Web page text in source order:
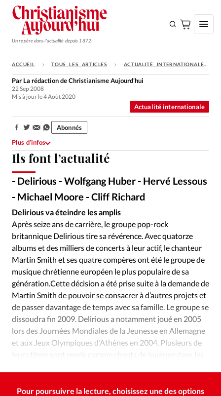
Un repère dans l'actualité depuis 1872
S'ABONNER
Monde
Opinions
Tous les articles
Faire un don
Emploi
Se connecter
Édition: Internationale
Devise:CHF
RUBRIQUES
Tous les articles
Actualité chrétienne
Actualité internationale
Chronique
Culture
Dossier
Eglises Foi Génération réveil
Monde
Opinions
Publireportage
Relations Aujourd'hui
Société
Tour du monde des Eglises
Trait d'Ixène
Vécu
Vie Intérieure
ACCUEIL TOUS LES ARTICLES ACTUALITÉ INTERNATIONALE
Ils font l’actualité
- Delirious - Wolfgang Huber - Hervé Lessous
- Michael Moore - Cliff Richard
Actualité internationale
Par La rédaction de Christianisme Aujourd'hui
22 Sep 2008
Mis à jour le 4 Août 2020
Partager:
Abonnés
Plus d’infos
Delirious va éteindre les amplis
Après seize ans de carrière, le groupe pop-rock
britannique Delirious tire sa révérence. Avec quatorze
albums et des milliers de concerts à leur actif, le chanteur
Martin Smith et ses quatre compères ont été le groupe de
musique chrétienne européen le plus populaire de sa
génération.Cette décision a été prise suite à la demande de
Martin Smith de pouvoir se consacrer à d’autres projets et
de passer davantage de temps avec sa famille. Le groupe se
dissoudra fin 2009. Delirious a notamment joué en 2005
lors des Journées Mondiales de la Jeunesse en Allemagne
et aux Jeux Olympiques d’Athènes en 2004. Plusieurs de
leurs titres sont repris comme chants de louange dans les
Pour poursuivre la lecture, choisissez une des options